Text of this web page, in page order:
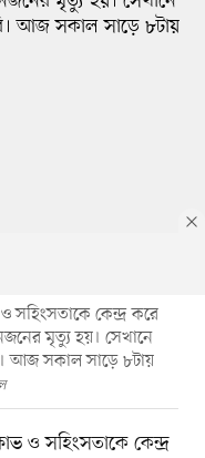
সহিংসতাকে কেন্দ্র করে
মৃত্যু হয়। সেখানে
আজ সকাল সাড়ে ৮টায়
ও সহিংসতাকে কেন্দ্র